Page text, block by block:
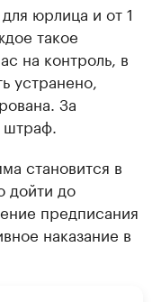
юрлица и от 1
такое
на контроль, в
устранено,
За
штраф.
становится в
дойти до
предписания
наказание в